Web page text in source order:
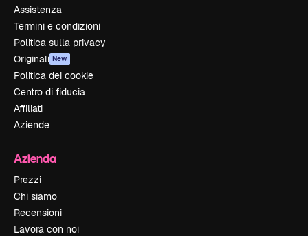
Assistenza
Termini e condizioni
Politica sulla privacy
Originali New
Politica dei cookie
Centro di fiducia
Affiliati
Aziende
Azienda
Prezzi
Chi siamo
Recensioni
Lavora con noi